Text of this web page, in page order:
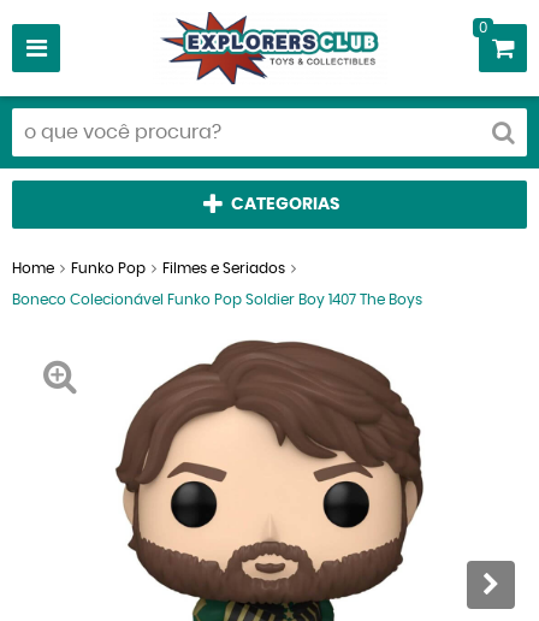
0
CATEGORIAS
Home Funko Pop Filmes e Seriados
Boneco Colecionável Funko Pop Soldier Boy 1407 The Boys